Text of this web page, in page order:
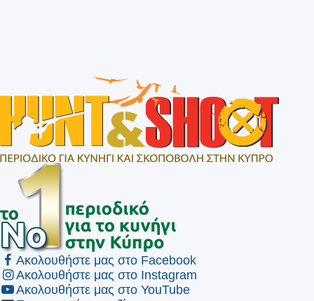
Ακολουθήστε μας στο Facebook
Ακολουθήστε μας στο Instagram
Ακολουθήστε μας στο YouTube